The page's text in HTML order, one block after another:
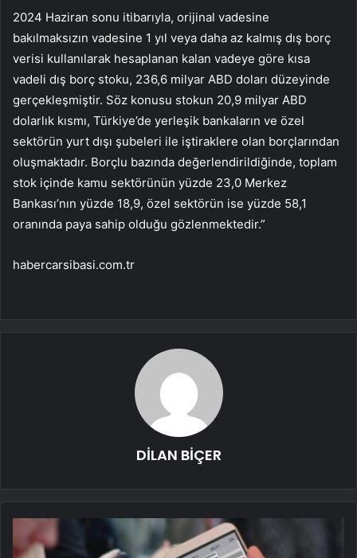
2024 Haziran sonu itibarıyla, orijinal vadesine
bakılmaksızın vadesine 1 yıl veya daha az kalmış dış borç
verisi kullanılarak hesaplanan kalan vadeye göre kısa
vadeli dış borç stoku, 236,6 milyar ABD doları düzeyinde
gerçekleşmiştir. Söz konusu stokun 20,9 milyar ABD
dolarlık kısmı, Türkiye’de yerleşik bankaların ve özel
sektörün yurt dışı şubeleri ile iştiraklere olan borçlarından
oluşmaktadır. Borçlu bazında değerlendirildiğinde, toplam
stok içinde kamu sektörünün yüzde 23,0 Merkez
Bankası’nın yüzde 18,9, özel sektörün ise yüzde 58,1
oranında paya sahip olduğu gözlenmektedir.”
habercarsibasi.com.tr
DİLAN BİÇER